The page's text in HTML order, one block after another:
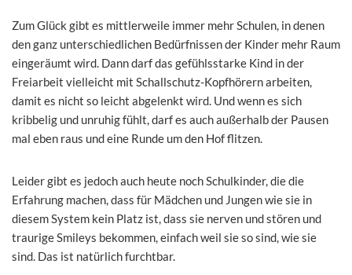
Zum Glück gibt es mittlerweile immer mehr Schulen, in denen
den ganz unterschiedlichen Bedürfnissen der Kinder mehr Raum
eingeräumt wird. Dann darf das gefühlsstarke Kind in der
Freiarbeit vielleicht mit Schallschutz-Kopfhörern arbeiten,
damit es nicht so leicht abgelenkt wird. Und wenn es sich
kribbelig und unruhig fühlt, darf es auch außerhalb der Pausen
mal eben raus und eine Runde um den Hof flitzen.
Leider gibt es jedoch auch heute noch Schulkinder, die die
Erfahrung machen, dass für Mädchen und Jungen wie sie in
diesem System kein Platz ist, dass sie nerven und stören und
traurige Smileys bekommen, einfach weil sie so sind, wie sie
sind. Das ist natürlich furchtbar.